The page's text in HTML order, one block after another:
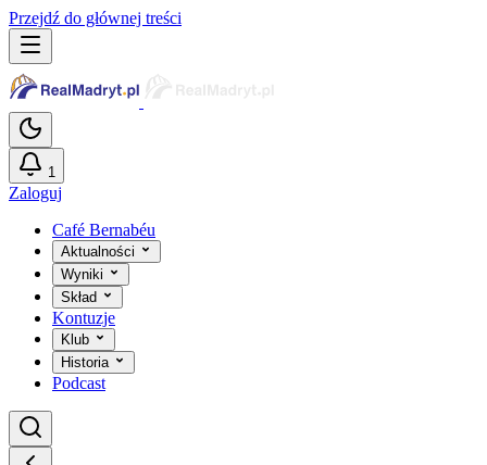
Przejdź do głównej treści
1
Zaloguj
Café Bernabéu
Aktualności
Wyniki
Skład
Kontuzje
Klub
Historia
Podcast